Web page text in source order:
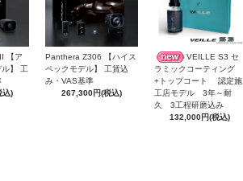
【ア
】 工
込)
Panthera Z306 【ハイス
ペックモデル】 工賃込
み・VAS基準
267,300円(税込)
VEILLE S3 セ
ラミックコーティング
+トップコート 認定施
工店モデル 3年～耐
久 3工程研磨込み
132,000円(税込)